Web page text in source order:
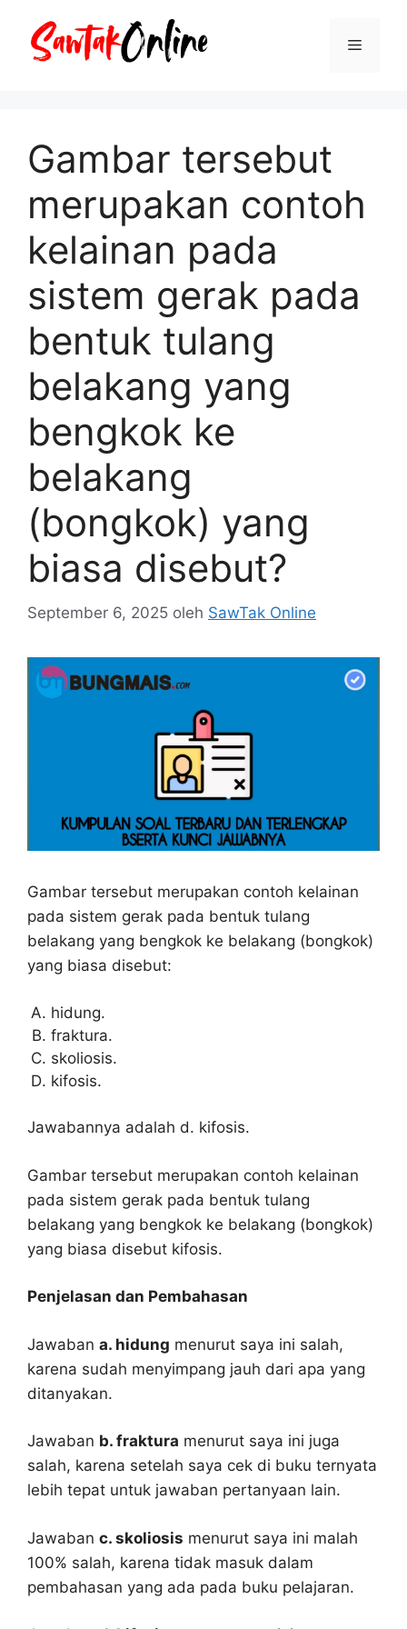
Menu
Gambar tersebut
merupakan contoh
kelainan pada
sistem gerak pada
bentuk tulang
belakang yang
bengkok ke
belakang
(bongkok) yang
biasa disebut?
September 6, 2025 oleh SawTak Online
Gambar tersebut merupakan contoh kelainan
pada sistem gerak pada bentuk tulang
belakang yang bengkok ke belakang (bongkok)
yang biasa disebut:
hidung.
fraktura.
skoliosis.
kifosis.
Jawabannya adalah d. kifosis.
Gambar tersebut merupakan contoh kelainan
pada sistem gerak pada bentuk tulang
belakang yang bengkok ke belakang (bongkok)
yang biasa disebut kifosis.
Penjelasan dan Pembahasan
Jawaban a. hidung menurut saya ini salah,
karena sudah menyimpang jauh dari apa yang
ditanyakan.
Jawaban b. fraktura menurut saya ini juga
salah, karena setelah saya cek di buku ternyata
lebih tepat untuk jawaban pertanyaan lain.
Jawaban c. skoliosis menurut saya ini malah
100% salah, karena tidak masuk dalam
pembahasan yang ada pada buku pelajaran.